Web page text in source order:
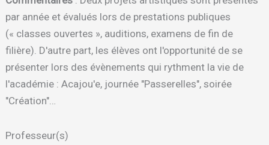
par année et évalués lors de prestations publiques
(« classes ouvertes », auditions, examens de fin de
filière). D'autre part, les élèves ont l'opportunité de se
présenter lors des évènements qui rythment la vie de
l'académie : Acajou'e, journée "Passerelles", soirée
"Création"…
Professeur(s)